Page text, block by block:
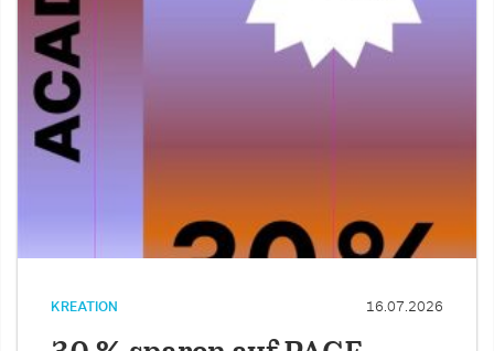
KREATION 16.07.2026